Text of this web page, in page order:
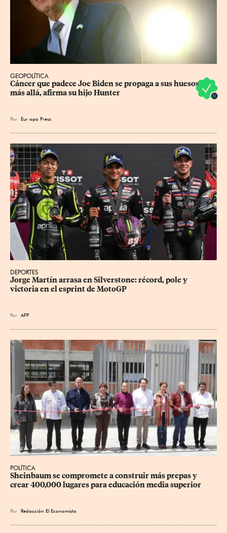
GEOPOLÍTICA
Cáncer que padece Joe Biden se propaga a sus huesos y
más allá, afirma su hijo Hunter
Por Eur opa Press
DEPORTES
Jorge Martín arrasa en Silverstone: récord, pole y
victoria en el esprint de MotoGP
Por AFP
POLÍTICA
Sheinbaum se compromete a construir más prepas y
crear 400,000 lugares para educación media superior
Por Redacción El Economista